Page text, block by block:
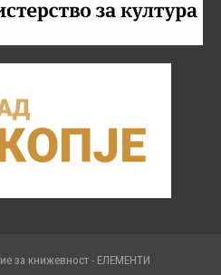
за книжевност - ЕЛЕМЕНТИ